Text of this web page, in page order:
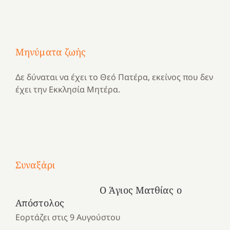
Μηνύματα ζωής
Δε δύναται να έχει το Θεό Πατέρα, εκείνος που δεν
έχει την Εκκλησία Μητέρα.
Συναξάρι
Ο Άγιος Ματθίας ο
Απόστολος
Εορτάζει στις 9 Αυγούστου
Μια
ένα
καλοκαίρι
και
Νοσοκομείο
“Ερυθρός
Κατασκηνωτικές
το
Ελληνικό